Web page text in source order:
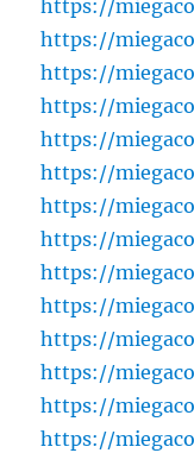
https://
https://
https://
https://
https://
https://
https://
https://
https://
https://
https://
https://
https://
https://